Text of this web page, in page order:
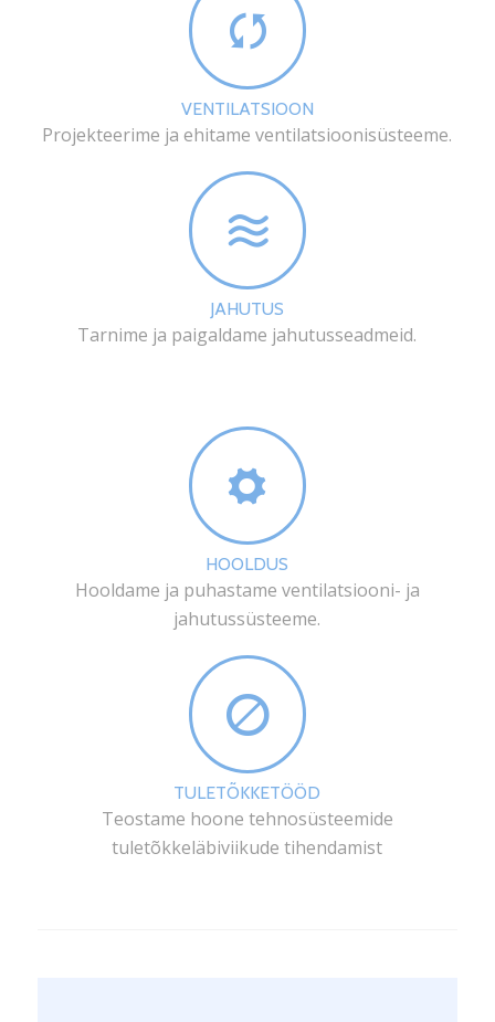
VENTILATSIOON
Projekteerime ja ehitame ventilatsioonisüsteeme.
JAHUTUS
Tarnime ja paigaldame jahutusseadmeid.
HOOLDUS
Hooldame ja puhastame ventilatsiooni- ja
jahutussüsteeme.
TULETÕKKETÖÖD
Teostame hoone tehnosüsteemide
tuletõkkeläbiviikude tihendamist